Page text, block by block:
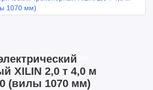
О компании
XILIN 2,0 т 4,0 м
(вилы 1070 мм)